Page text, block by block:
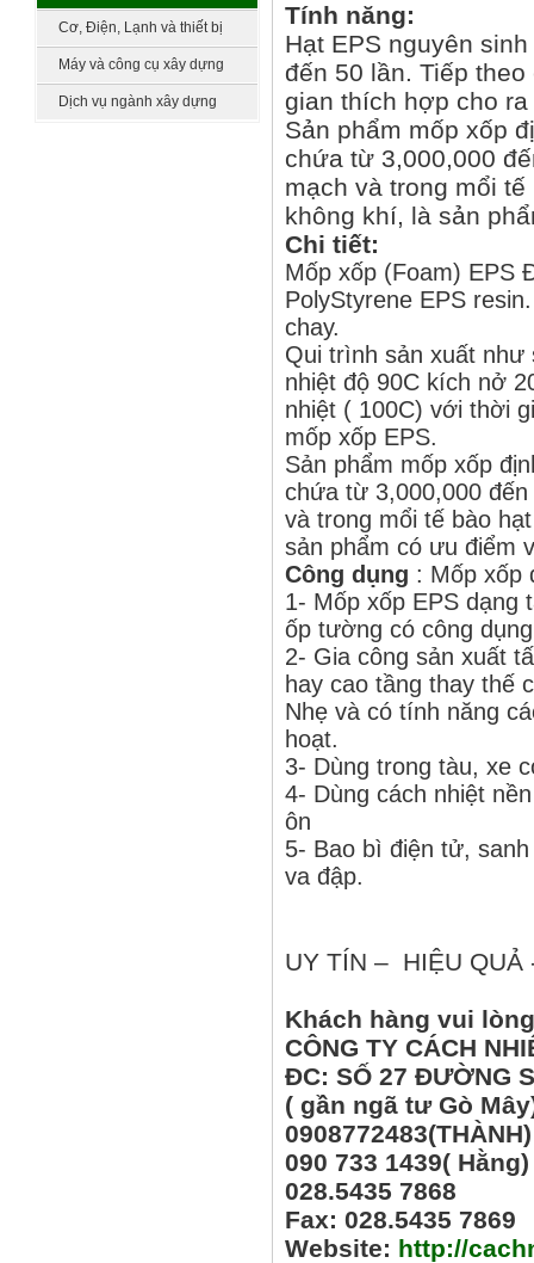
khácCơ, Điện, Lạnh và thiết bị
công nghệ
Máy và công cụ xây dựng
Dịch vụ ngành xây dựng
Tính năng:
Hạt EPS nguyên
đến 50 lần. Tiếp
gian thích hợp cho
Sản phẩm mốp xốp
chứa từ 3,000,000
mạch và trong mổi
không khí, là sản
Chi tiết:
Mốp xốp (Foam) EPS
PolyStyrene EPS
chay.
Qui trình sản xuất như
nhiệt độ 90C kích nở
nhiệt ( 100C) với thời
mốp xốp EPS.
Sản phẩm mốp xốp
chứa từ 3,000,000
và trong mổi tế bào
sản phẩm có ưu điểm
Công dụng : Mốp xốp
1- Mốp xốp EPS dạng
ốp tường có công
2- Gia công sản xuất
hay cao tầng thay thế
Nhẹ và có tính năng
hoạt.
3- Dùng trong tàu, xe
4- Dùng cách nhiệt
ôn
5- Bao bì điện tử,
va đập.
UY TÍN – HIỆU QUẢ
Khách hàng vui
CÔNG TY CÁCH
ĐC: SỐ 27 ĐƯỜNG
( gần ngã tư Gò
0908772483(THÀNH)
090 733 1439( Hằng)
028.5435 7868
Fax: 028.5435 7869
Website: http://